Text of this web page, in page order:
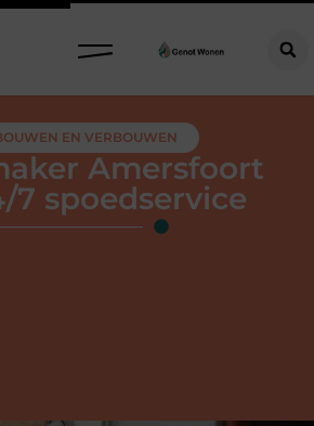
EN VERBOUWEN
Amersfoort
7 spoedservice